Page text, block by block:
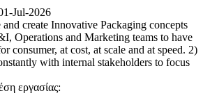
Jul-2026
create Innovative Packaging concepts
Operations and Marketing teams to have
consumer, at cost, at scale and at speed. 2)
with internal stakeholders to focus
εργασίας: